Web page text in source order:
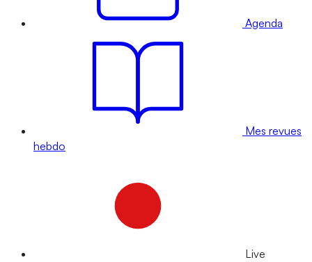
Agenda
Mes revues
hebdo
Live